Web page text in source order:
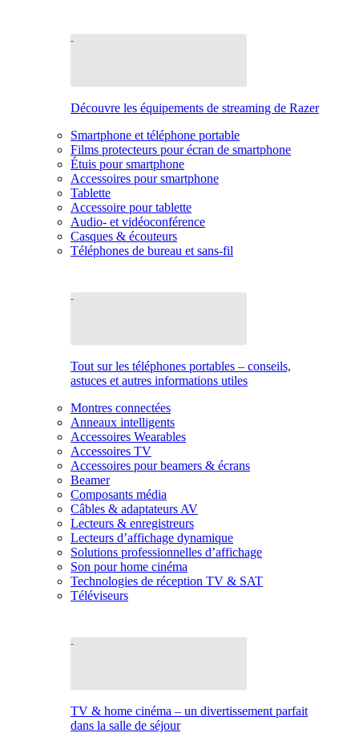
Découvre les équipements de streaming de Razer
Smartphone et téléphone portable
Films protecteurs pour écran de smartphone
Étuis pour smartphone
Accessoires pour smartphone
Tablette
Accessoire pour tablette
Audio- et vidéoconférence
Casques & écouteurs
Téléphones de bureau et sans-fil
Tout sur les téléphones portables – conseils,
astuces et autres informations utiles
Montres connectées
Anneaux intelligents
Accessoires Wearables
Accessoires TV
Accessoires pour beamers & écrans
Beamer
Composants média
Câbles & adaptateurs AV
Lecteurs & enregistreurs
Lecteurs d’affichage dynamique
Solutions professionnelles d’affichage
Son pour home cinéma
Technologies de réception TV & SAT
Téléviseurs
TV & home cinéma – un divertissement parfait
dans la salle de séjour